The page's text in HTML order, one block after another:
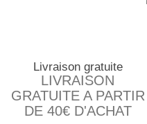
Livraison gratuite
LIVRAISON
GRATUITE A PARTIR
DE 40€ D'ACHAT